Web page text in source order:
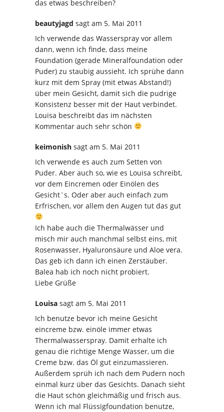
das etwas beschreiben?
beautyjagd sagt am 5. Mai 2011
Ich verwende das Wasserspray vor allem
dann, wenn ich finde, dass meine
Foundation (gerade Mineralfoundation oder
Puder) zu staubig aussieht. Ich sprühe dann
kurz mit dem Spray (mit etwas Abstand!)
über mein Gesicht, damit sich die pudrige
Konsistenz besser mit der Haut verbindet.
Louisa beschreibt das im nächsten
Kommentar auch sehr schön
keimonish sagt am 5. Mai 2011
Ich verwende es auch zum Setten von
Puder. Aber auch so, wie es Louisa schreibt,
vor dem Eincremen oder Einölen des
Gesicht`s. Oder aber auch einfach zum
Erfrischen, vor allem den Augen tut das gut
Ich habe auch die Thermalwässer und
misch mir auch manchmal selbst eins, mit
Rosenwasser, Hyaluronsäure und Aloe vera.
Das geb ich dann ich einen Zerstäuber.
Balea hab ich noch nicht probiert.
Liebe Grüße
Louisa sagt am 5. Mai 2011
Ich benutze bevor ich meine Gesicht
eincreme bzw. einöle immer etwas
Thermalwasserspray. Damit erhalte ich
genau die richtige Menge Wasser, um die
Creme bzw. das Öl gut einzumassieren.
Außerdem sprüh ich nach dem Pudern noch
einmal kurz über das Gesichts. Danach sieht
die Haut schön gleichmäßig und frisch aus.
Wenn ich mal Flüssigfoundation benutze,